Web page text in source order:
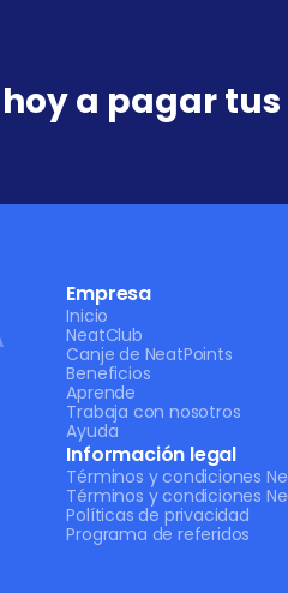
hoy a pagar
Empresa
Inicio
NeatClub
Canje de NeatPoints
Beneficios
Aprende
Trabaja con nosotros
Ayuda
Información legal
Términos y condiciones
Términos y condiciones
Políticas de privacidad
Programa de referidos